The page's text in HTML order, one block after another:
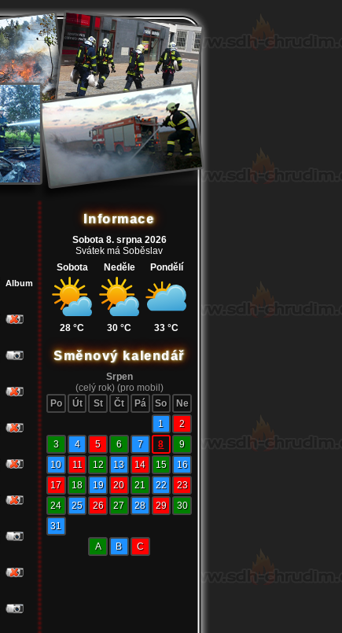
Album
Informace
Sobota 8. srpna 2026
Svátek má Soběslav
Sobota
28 °C
Neděle
30 °C
Pondělí
33 °C
Směnový kalendář
Srpen
(celý rok) (pro mobil)
Po
Út St Čt Pá So
Ne
1
2
3
4 5 6 7 8
9
10
11 12 13 14 15
16
17
18 19 20 21 22
23
24
25 26 27 28 29
30
31
A
B C